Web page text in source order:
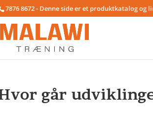
7876 8672 - Denne side er et produktkatalog
går